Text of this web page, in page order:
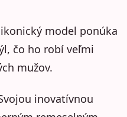
model ponúka
čo ho robí veľmi
mužov.
inovatívnou